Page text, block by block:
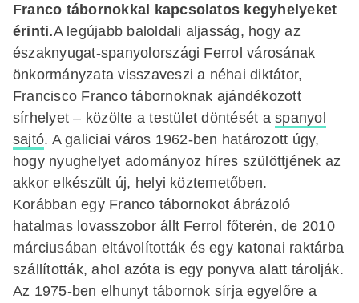
Franco tábornokkal kapcsolatos kegyhelyeket
érinti.A legújabb baloldali aljasság, hogy az
északnyugat-spanyolországi Ferrol városának
önkormányzata visszaveszi a néhai diktátor,
Francisco Franco tábornoknak ajándékozott
sírhelyet – közölte a testület döntését aspanyol
sajtó. A galiciai város 1962-ben határozott úgy,
hogy nyughelyet adományoz híres szülöttjének az
akkor elkészült új, helyi köztemetőben.
Korábban egy Franco tábornokot ábrázoló
hatalmas lovasszobor állt Ferrol főterén, de 2010
márciusában eltávolították és egy katonai raktárba
szállították, ahol azóta is egy ponyva alatt tárolják.
Az 1975-ben elhunyt tábornok sírja egyelőre a